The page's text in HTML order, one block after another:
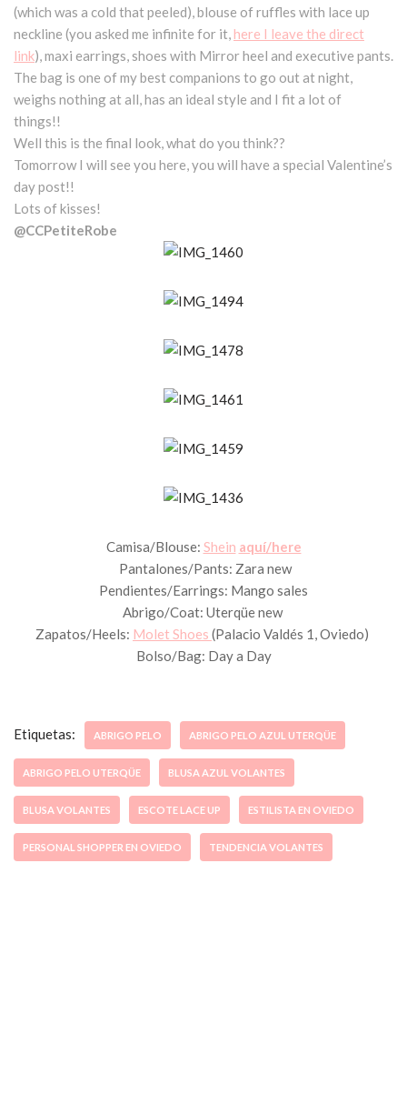
(which was a cold that peeled), blouse of ruffles with lace up
neckline (you asked me infinite for it, here I leave the direct
link), maxi earrings, shoes with Mirror heel and executive pants.
The bag is one of my best companions to go out at night,
weighs nothing at all, has an ideal style and I fit a lot of
things!!
Well this is the final look, what do you think??
Tomorrow I will see you here, you will have a special Valentine’s
day post!!
Lots of kisses!
@CCPetiteRobe
Camisa/Blouse: Shein aquí/here
Pantalones/Pants: Zara new
Pendientes/Earrings: Mango sales
Abrigo/Coat: Uterqüe new
Zapatos/Heels: Molet Shoes (Palacio Valdés 1, Oviedo)
Bolso/Bag: Day a Day
Etiquetas: ABRIGO PELO ABRIGO PELO AZUL UTERQÜE
ABRIGO PELO UTERQÜE BLUSA AZUL VOLANTES
BLUSA VOLANTES ESCOTE LACE UP ESTILISTA EN OVIEDO
PERSONAL SHOPPER EN OVIEDO TENDENCIA VOLANTES